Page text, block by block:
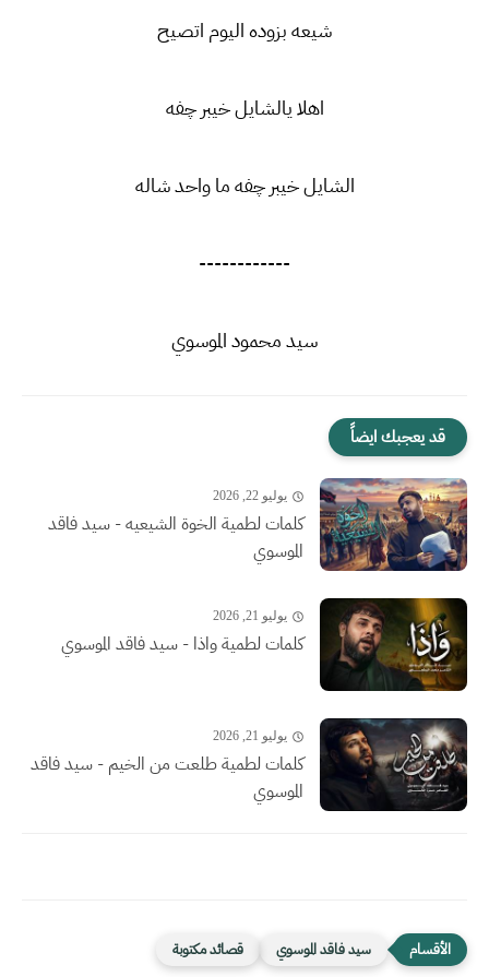
شيعه بزوده اليوم اتصيح
اهلا يالشايل خيبر چفه
الشايل خيبر چفه ما واحد شاله
------------
سيد محمود الموسوي
قد يعجبك ايضاً
يوليو 22, 2026
كلمات لطمية الخوة الشيعيه - سيد فاقد
الموسوي
يوليو 21, 2026
كلمات لطمية واذا - سيد فاقد الموسوي
يوليو 21, 2026
كلمات لطمية طلعت من الخيم - سيد فاقد
الموسوي
سيد فاقد الموسوي قصائد مكتوبة